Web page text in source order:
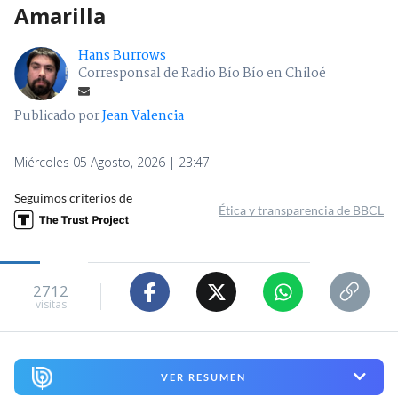
Amarilla
Hans Burrows
Corresponsal de Radio Bío Bío en Chiloé
Publicado porJean Valencia
Miércoles 05 Agosto, 2026 | 23:47
Seguimos criterios de
Ética y transparencia de BBCL
2712
visitas
VER RESUMEN